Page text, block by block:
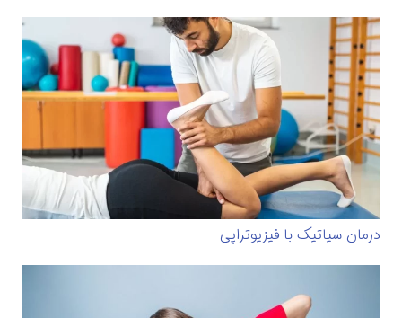
درمان سیاتیک با فیزیوتراپی